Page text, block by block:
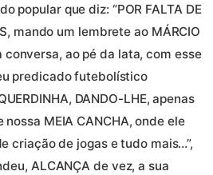
popular que diz: “POR FALTA DE
mando um lembrete ao MÁRCIO
conversa, ao pé da lata, com esse
predicado futebolístico
DANDO-LHE, apenas
MEIA CANCHA, onde ele
criação de jogas e tudo mais…”,
ALCANÇA de vez, a sua